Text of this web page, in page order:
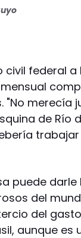
federal a
merecía
de Río
puede
del
del
aunque es